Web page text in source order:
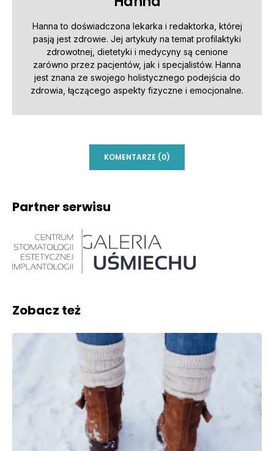
Hanna to doświadczona lekarka i redaktorka, której
pasją jest zdrowie. Jej artykuły na temat profilaktyki
zdrowotnej, dietetyki i medycyny są cenione
zarówno przez pacjentów, jak i specjalistów. Hanna
jest znana ze swojego holistycznego podejścia do
zdrowia, łączącego aspekty fizyczne i emocjonalne.
KOMENTARZE (0)
Partner serwisu
Zobacz też